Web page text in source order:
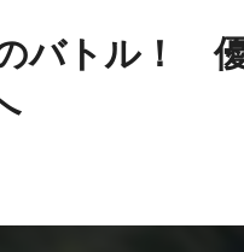
のバトル！